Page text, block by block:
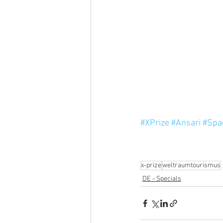
#XPrize #Ansari
x-prizeweltraumtourismus
DE - Specials